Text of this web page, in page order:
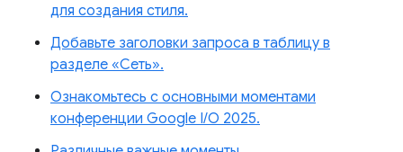
для создания стиля.
Добавьте заголовки запроса в таблицу в
разделе «Сеть».
Ознакомьтесь с основными моментами
конференции Google I/O 2025.